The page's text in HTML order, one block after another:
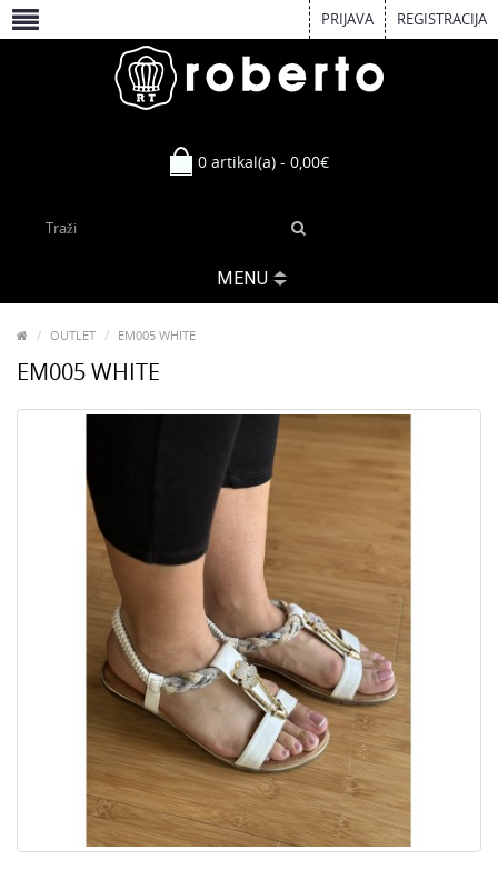
PRIJAVA REGISTRACIJA
0 artikal(a) - 0,00€
MENU
OUTLET EM005 WHITE
EM005 WHITE